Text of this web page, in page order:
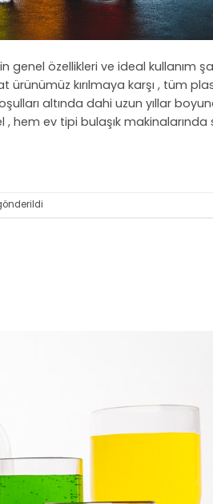
genel özellikleri ve ideal kullanım
kırılmaya karşı , tüm
altında dahi uzun yıllar
, hem ev tipi bulaşık makinalarında